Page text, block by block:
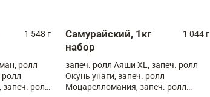
1 548 г
ролл
ролл
ролл
Самурайский, 1кг
набор
1 044 г
запеч. ролл Аяши XL, запеч. ролл
Окунь унаги, запеч. ролл
Моцарелломания, запеч. ролл